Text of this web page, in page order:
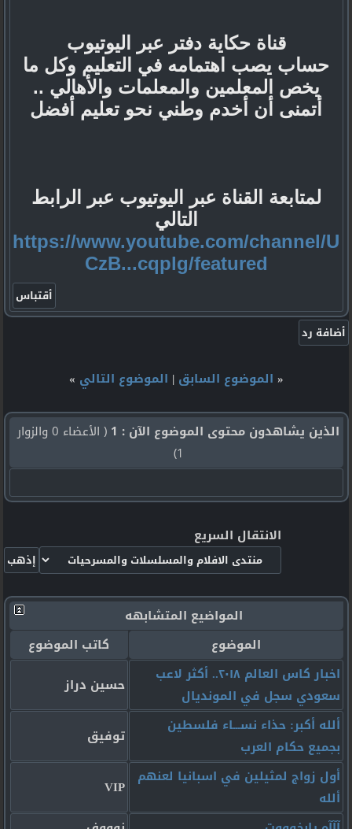
قناة حكاية دفتر عبر اليوتيوب
حساب يصب اهتمامه في التعليم وكل ما
يخص المعلمين والمعلمات والأهالي ..
أتمنى أن أخدم وطني نحو تعليم أفضل
لمتابعة القناة عبر اليوتيوب عبر الرابط
التالي
https://www.youtube.com/channel/U
CzB...cqplg/featured
« الموضوع السابق | الموضوع التالي »
الذين يشاهدون محتوى الموضوع الآن : 1
( الأعضاء 0 والزوار
1)
الانتقال السريع
المواضيع المتشابهه
الموضوع
كاتب الموضوع
اخبار كاس العالم ٢٠١٨.. أكثر لاعب
سعودي سجل في المونديال
حسين دراز
ألله أكبر: حذاء نســـاء فلسطين
بجميع حكام العرب
توفيق
أول زواج لمثيلين في اسبانيا لعنهم
ألله
VIP